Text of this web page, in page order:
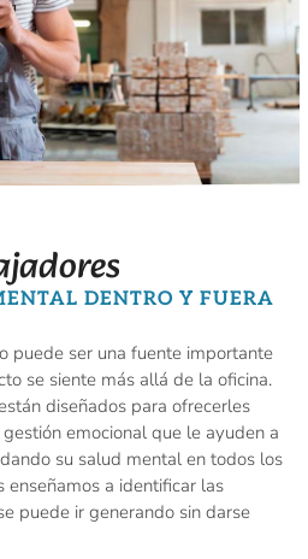
DENTRO Y FUERA
puede ser una fuente importante
se siente más allá de la oficina.
diseñados para ofrecerles
emocional que le ayuden a
su salud mental en todos los
enseñamos a identificar las
puede ir generando sin darse